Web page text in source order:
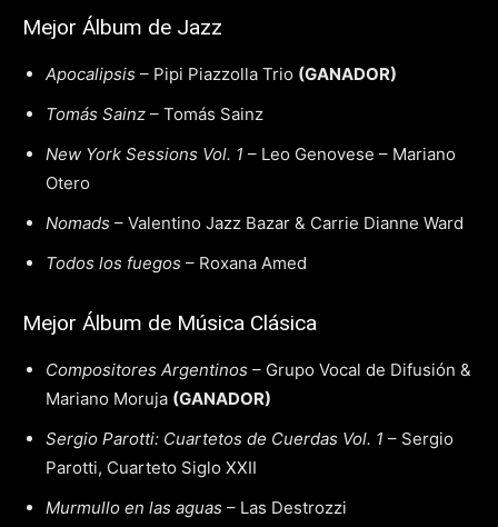
Mejor Álbum de Jazz
Apocalipsis – Pipi Piazzolla Trio (GANADOR)
Tomás Sainz – Tomás Sainz
New York Sessions Vol. 1 – Leo Genovese – Mariano
Otero
Nomads – Valentino Jazz Bazar & Carrie Dianne Ward
Todos los fuegos – Roxana Amed
Mejor Álbum de Música Clásica
Compositores Argentinos – Grupo Vocal de Difusión &
Mariano Moruja (GANADOR)
Sergio Parotti: Cuartetos de Cuerdas Vol. 1 – Sergio
Parotti, Cuarteto Siglo XXII
Murmullo en las aguas – Las Destrozzi